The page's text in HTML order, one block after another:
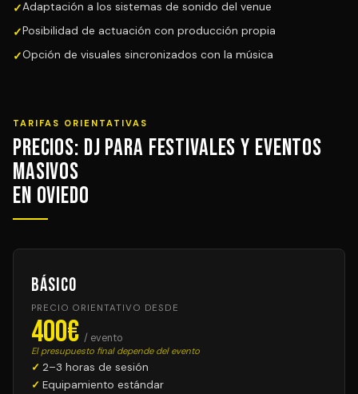
Adaptación a los sistemas de sonido del venue
Posibilidad de actuación con producción propia
Opción de visuales sincronizados con la música
TARIFAS ORIENTATIVAS
Precios: DJ para Festivales y Eventos
Masivos
en Oviedo
Básico
PRECIO ORIENTATIVO DESDE
400€ / evento
El presupuesto final depende del evento
2–3 horas de sesión
Equipamiento estándar